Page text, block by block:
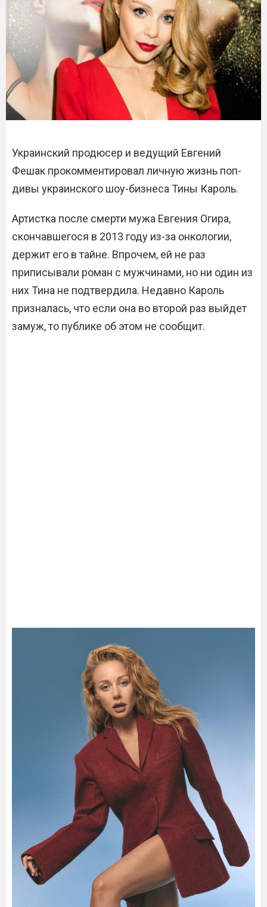
Украинский продюсер и ведущий Евгений
Фешак прокомментировал личную жизнь поп-
дивы украинского шоу-бизнеса Тины Кароль.
Артистка после смерти мужа Евгения Огира,
скончавшегося в 2013 году из-за онкологии,
держит его в тайне. Впрочем, ей не раз
приписывали роман с мужчинами, но ни один из
них Тина не подтвердила. Недавно Кароль
призналась, что если она во второй раз выйдет
замуж, то публике об этом не сообщит.